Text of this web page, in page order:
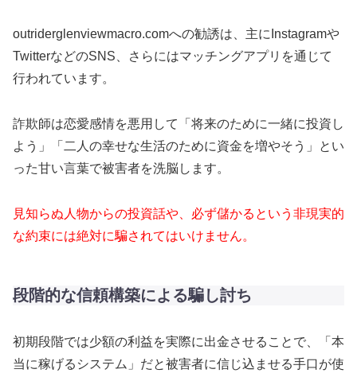
outriderglenviewmacro.comへの勧誘は、主にInstagramや
TwitterなどのSNS、さらにはマッチングアプリを通じて
行われています。
詐欺師は恋愛感情を悪用して「将来のために一緒に投資し
よう」「二人の幸せな生活のために資金を増やそう」とい
った甘い言葉で被害者を洗脳します。
見知らぬ人物からの投資話や、必ず儲かるという非現実的
な約束には絶対に騙されてはいけません。
段階的な信頼構築による騙し討ち
初期段階では少額の利益を実際に出金させることで、「本
当に稼げるシステム」だと被害者に信じ込ませる手口が使